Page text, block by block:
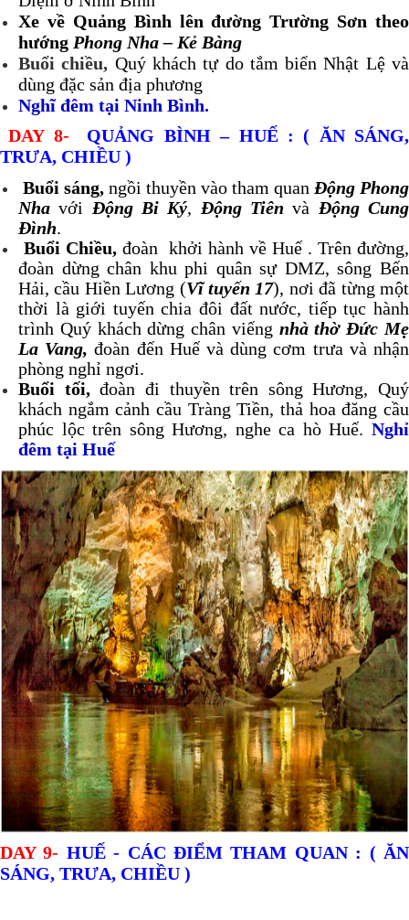
Xe về Quảng Bình lên đường Trường Sơn theo
hướng Phong Nha – Kẻ Bàng
Buổi chiều, Quý khách tự do tắm biển Nhật Lệ và
dùng đặc sản địa phương
Nghĩ đêm tại Ninh Bình.
DAY 8-
QUẢNG BÌNH – HUẾ : ( ĂN SÁNG,
TRƯA, CHIỀU )
Buổi sáng, ngồi thuyền vào tham quan Động Phong
Nha với Động Bi Ký, Động Tiên và Động Cung
Đình.
Buổi Chiều, đoàn khởi hành về Huế . Trên đường,
đoàn dừng chân khu phi quân sự DMZ, sông Bến
Hải, cầu Hiền Lương (Vĩ tuyến 17), nơi đã từng một
thời là giới tuyến chia đôi đất nước, tiếp tục hành
trình Quý khách dừng chân viếng nhà thờ Đức Mẹ
La Vang,đoàn đến Huế và dùng cơm trưa và nhận
phòng nghỉ ngơi.
Buổi tối, đoàn đi thuyền trên sông Hương, Quý
khách ngắm cảnh cầu Tràng Tiền, thả hoa đăng cầu
phúc lộc trên sông Hương, nghe ca hò Huế. Nghỉ
đêm tại Huế
DAY 9- HUẾ - CÁC ĐIỂM THAM QUAN : ( ĂN
SÁNG, TRƯA, CHIỀU )